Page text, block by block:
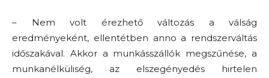
– Nem volt érezhető változás a válság
eredményeként, ellentétben anno a rendszerváltás
időszakával. Akkor a munkásszállók megszűnése, a
munkanélküliség, az elszegényedés hirtelen